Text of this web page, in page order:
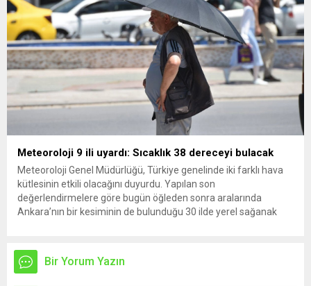
Meteoroloji 9 ili uyardı: Sıcaklık 38 dereceyi bulacak
Meteoroloji Genel Müdürlüğü, Türkiye genelinde iki farklı hava
kütlesinin etkili olacağını duyurdu. Yapılan son
değerlendirmelere göre bugün öğleden sonra aralarında
Ankara’nın bir kesiminin de bulunduğu 30 ilde yerel sağanak
üzerine çıkarak yaz değerlerine ulaşacak. Ayrıca...
Bir Yorum Yazın